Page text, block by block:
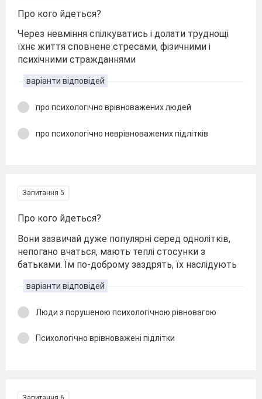
Про кого йдеться?
Через невміння спілкуватись і долати труднощі
їхнє життя сповнене стресами, фізичними і
психічними стражданнями
варіанти відповідей
про психологічно врівноважених людей
про психологічно неврівноважених підлітків
Запитання 5
Про кого йдеться?
Вони зазвичай дуже популярні серед однолітків,
непогано вчаться, мають теплі стосунки з
батьками. Їм по-доброму заздрять, їх наслідують
варіанти відповідей
Люди з порушеною психологічною рівновагою
Психологічно врівноважені підлітки